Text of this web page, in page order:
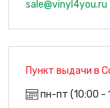
sale@vinyl4you.ru
Пункт выдачи в
пн-пт (10:00 -